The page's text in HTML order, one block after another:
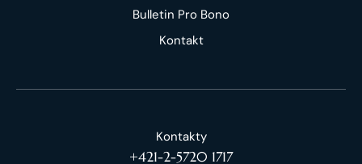
Bulletin Pro Bono
Kontakt
Kontakty
+421-2-5720 1717